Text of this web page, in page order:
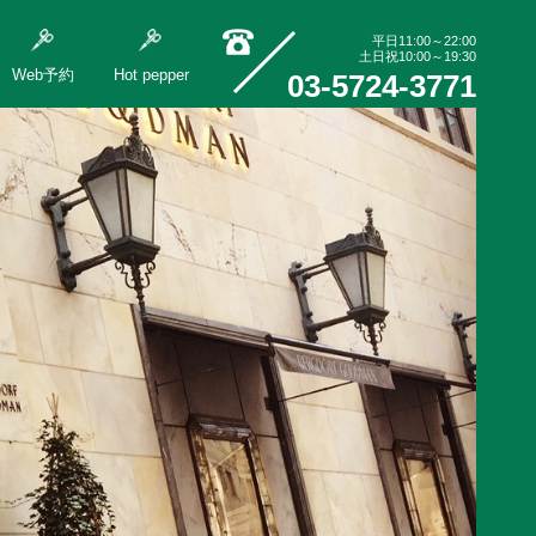
Web予約 Hot pepper
平日11:00～22:00
土日祝10:00～19:30
03-5724-3771